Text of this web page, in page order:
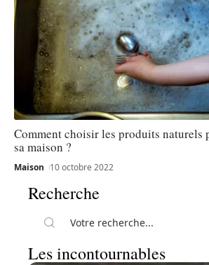
Comment choisir les produits naturels
sa maison ?
Maison 10 octobre 2022
Recherche
Les incontournables